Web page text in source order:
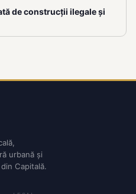
de construcții ilegale și
urbană și
Capitală.